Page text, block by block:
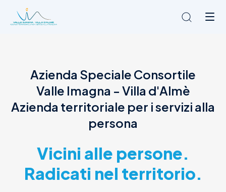
L'Ambito
Cosa facciamo
News
Amministrazione trasparente
Azienda Speciale Consortile
Valle Imagna - Villa d'Almè
Azienda territoriale per i servizi alla
persona
Vicini alle persone.
Radicati nel territorio.